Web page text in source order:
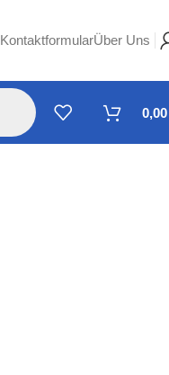
KontaktformularÜber Uns